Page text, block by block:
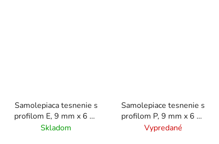
Samolepiaca tesnenie s
profilom E, 9 mm x 6 m,
TESA "tesamoll® E
Skladom
Samolepiace tesnenie s
profilom P, 9 mm x 6 m,
TESA "tesamoll®,
Vypredané